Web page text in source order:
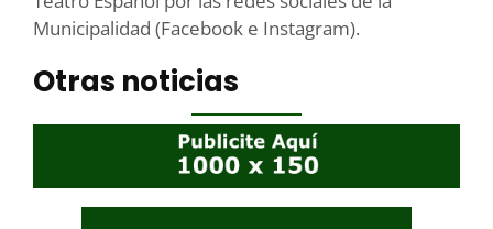
Municipalidad (Facebook e Instagram).
Otras noticias